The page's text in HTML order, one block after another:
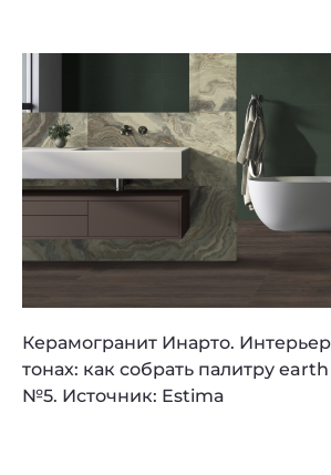
Керамогранит Инарто.
тонах: как собрать палитру
№5. Источник: Estima